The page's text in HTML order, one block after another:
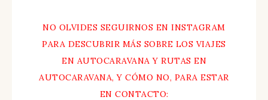
NO OLVIDES SEGUIRNOS EN INSTAGRAM
PARA DESCUBRIR MÁS SOBRE LOS VIAJES
EN AUTOCARAVANA Y RUTAS EN
AUTOCARAVANA, Y CÓMO NO, PARA ESTAR
EN CONTACTO: